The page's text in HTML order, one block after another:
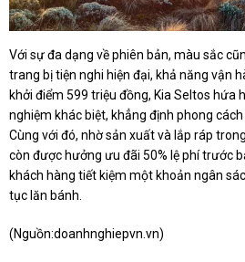
Với sự đa dạng về phiên bản, màu sắc
trang bị tiện nghi hiện đại, khả năng vận
khởi điểm 599 triệu đồng, Kia Seltos hứa
nghiệm khác biệt, khẳng định phong
Cùng với đó, nhờ sản xuất và lắp ráp
còn được hưởng ưu đãi 50% lệ phí trước
khách hàng tiết kiệm một khoản ngân
tục lăn bánh.
(Nguồn:doanhnghiepvn.vn)